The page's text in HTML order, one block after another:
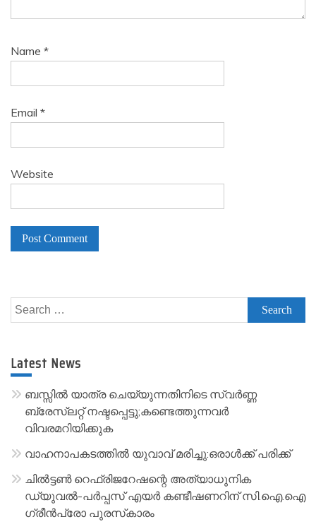
Name *
Email *
Website
l
n
a
v
:
Search
for:
Latest News
ബസ്സിൽ യാത്ര ചെയ്യുന്നതിനിടെ സ്വർണ്ണ
ബ്രേസ്‌ലറ്റ് നഷ്ടപ്പെട്ടു;കണ്ടെത്തുന്നവർ
വിവരമറിയിക്കുക
വാഹനാപകടത്തിൽ യുവാവ് മരിച്ചു:ഒരാൾക്ക് പരിക്ക്
ചിൽട്ടൺ റെഫ്രിജറേഷന്റെ അത്യാധുനിക
ഡ്യുവൽ-പർപ്പസ് എയർ കണ്ടീഷണറിന് സി.ഐ.ഐ
ഗ്രീൻപ്രോ പുരസ്‌കാരം